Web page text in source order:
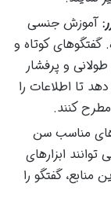
آموزش جنسی
کوتاه و
و پرفشار
تا اطلاعات را
کنند.
مناسب سن
ابزارهای
گفتگو را